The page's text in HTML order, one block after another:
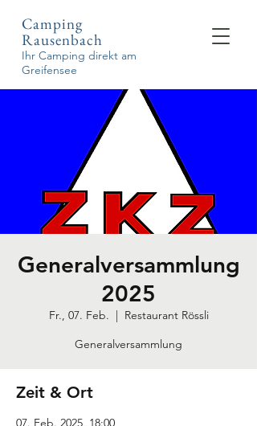
Camping
Rausenbach
Ihr Camping direkt am
Greifensee
Generalversammlung
2025
Fr., 07. Feb.
  |
Restaurant Rössli
Generalversammlung
Zeit & Ort
07. Feb. 2025, 18:00